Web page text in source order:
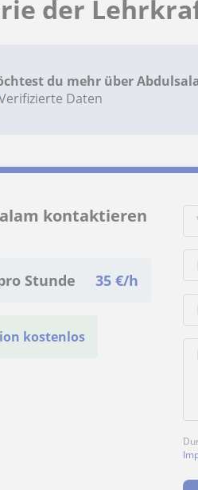
der
du mehr über
Daten
kontaktieren
Stunde 35 €/h
kostenlos